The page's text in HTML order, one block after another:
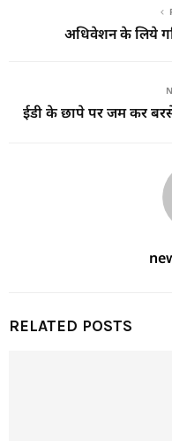
अधिवेशन के लिये
ईडी के छापे पर जम कर बरसे
RELATED POSTS